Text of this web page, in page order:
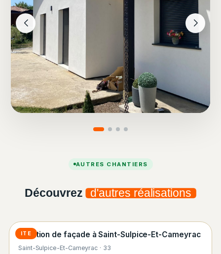
AUTRES CHANTIERS
Découvrez d'autres réalisations
ITE
Isolation de façade à Saint-Sulpice-Et-Cameyrac
Saint-Sulpice-Et-Cameyrac · 33